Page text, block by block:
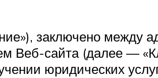
заключено между
Веб-сайта (далее —
юридических